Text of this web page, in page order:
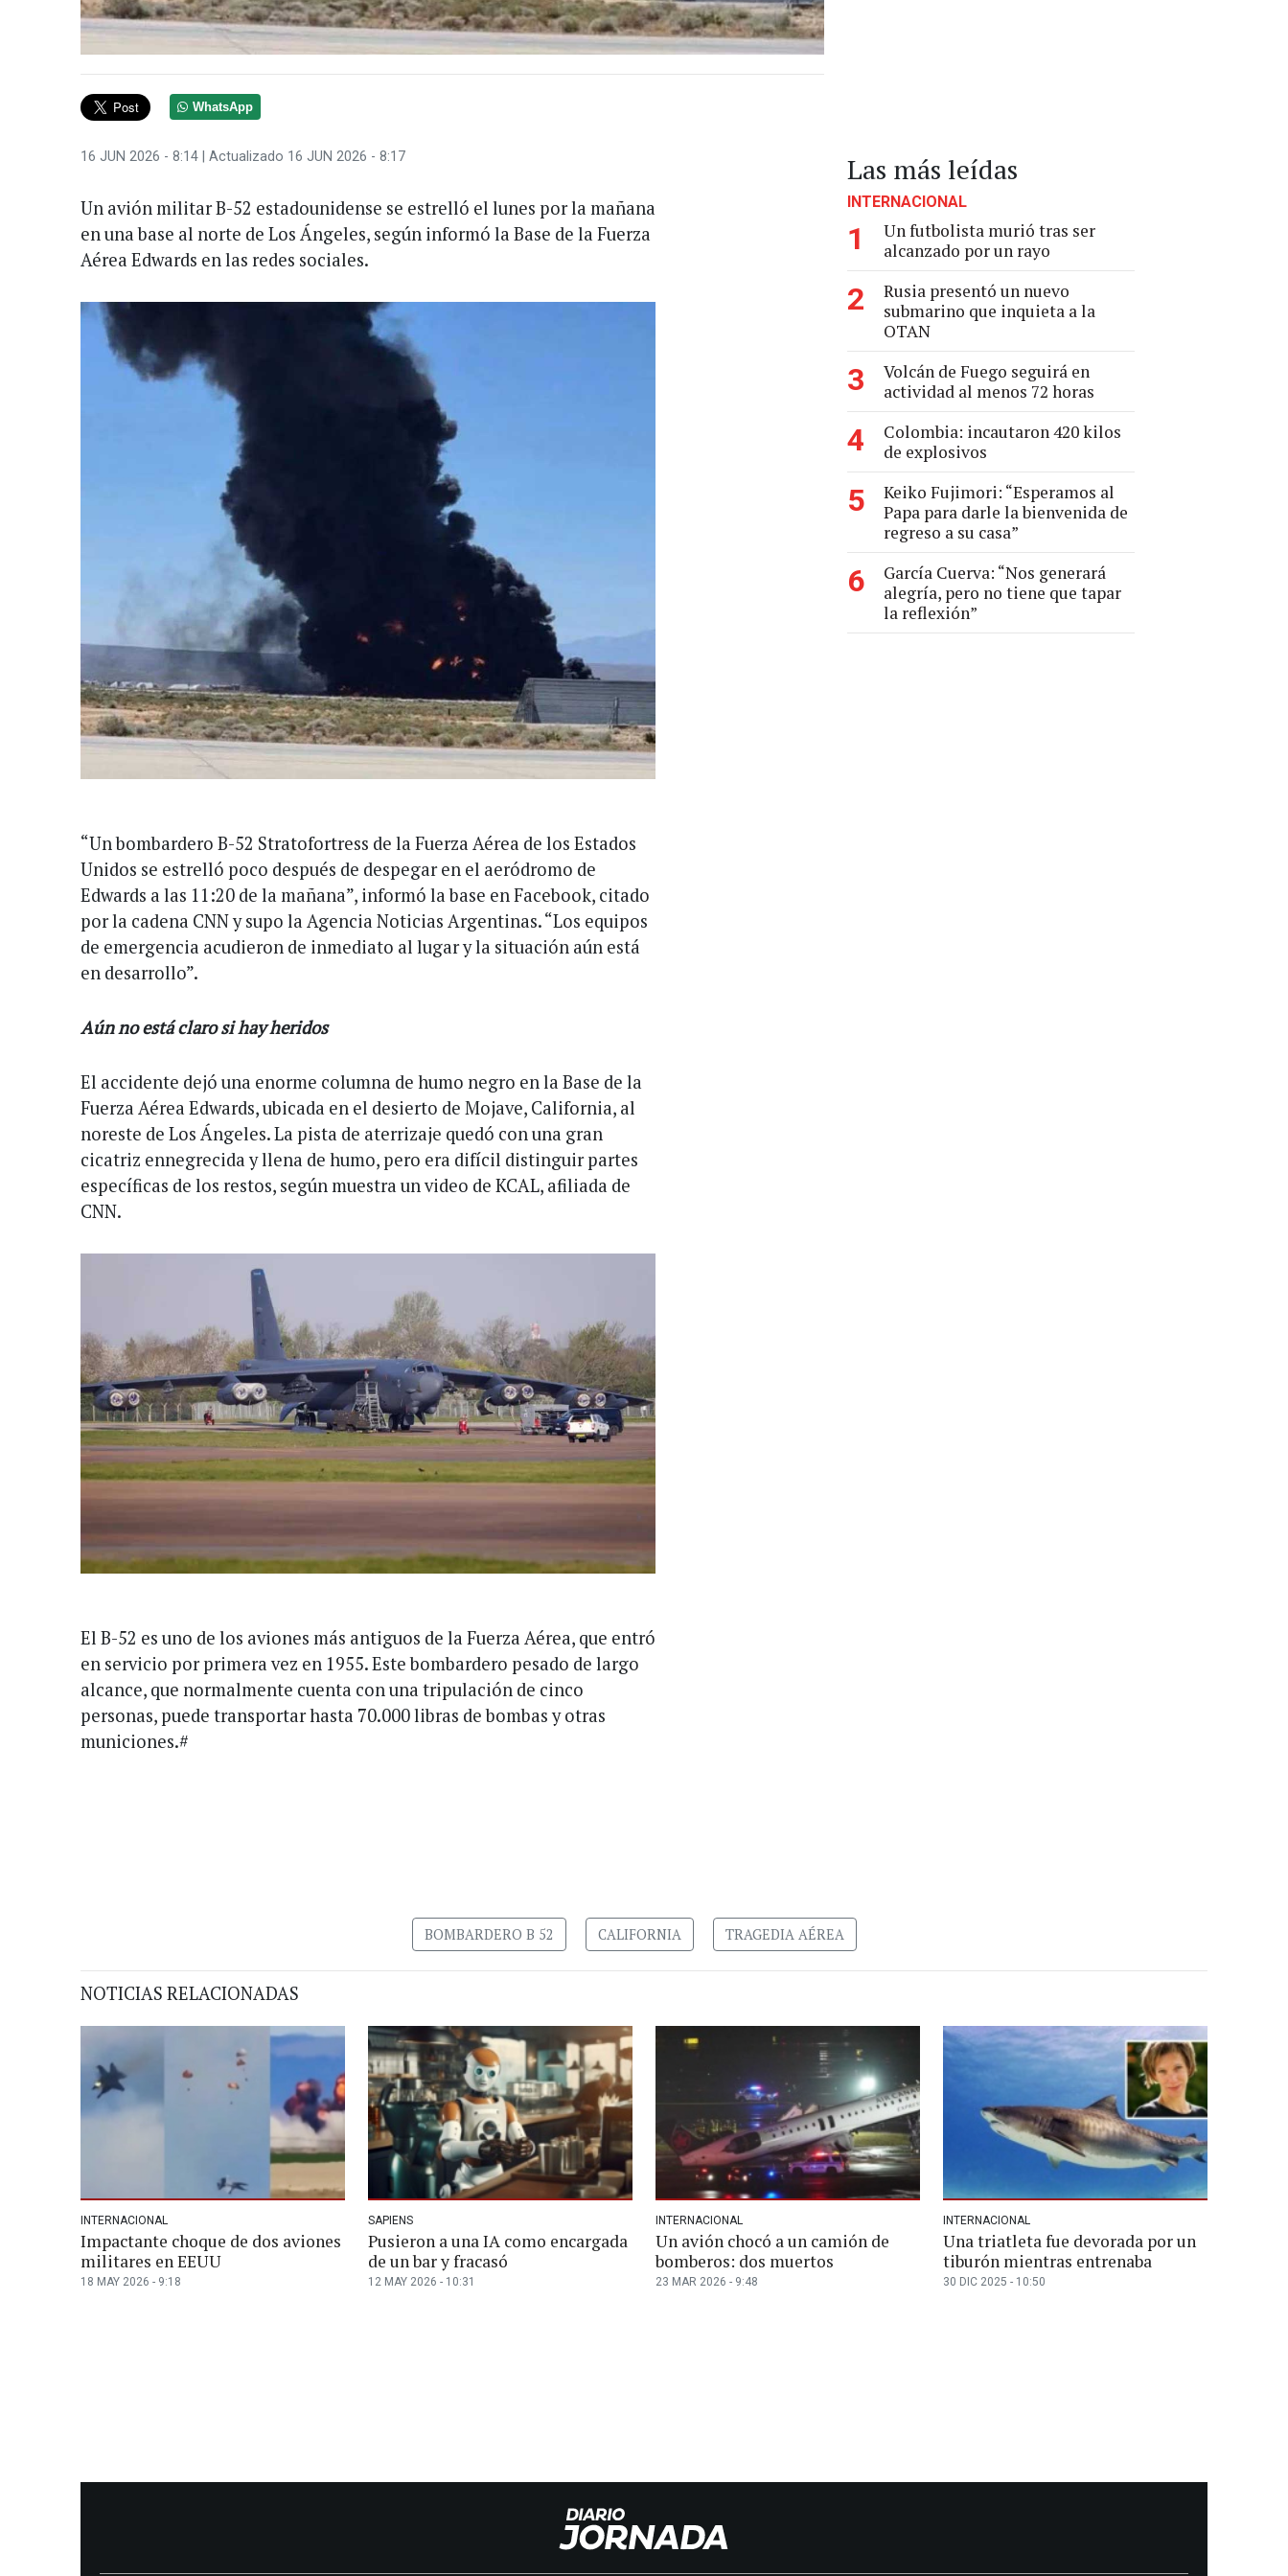
WhatsApp
16 JUN 2026 - 8:14 | Actualizado 16 JUN 2026 - 8:17
Un avión militar B-52 estadounidense se estrelló el lunes por la mañana
en una base al norte de Los Ángeles, según informó la Base de la Fuerza
Aérea Edwards en las redes sociales.
“Un bombardero B-52 Stratofortress de la Fuerza Aérea de los Estados
Unidos se estrelló poco después de despegar en el aeródromo de
Edwards a las 11:20 de la mañana”, informó la base en Facebook, citado
por la cadena CNN y supo la Agencia Noticias Argentinas. “Los equipos
de emergencia acudieron de inmediato al lugar y la situación aún está
en desarrollo”.
Aún no está claro si hay heridos
El accidente dejó una enorme columna de humo negro en la Base de la
Fuerza Aérea Edwards, ubicada en el desierto de Mojave, California, al
noreste de Los Ángeles. La pista de aterrizaje quedó con una gran
cicatriz ennegrecida y llena de humo, pero era difícil distinguir partes
específicas de los restos, según muestra un video de KCAL, afiliada de
CNN.
El B-52 es uno de los aviones más antiguos de la Fuerza Aérea, que entró
en servicio por primera vez en 1955. Este bombardero pesado de largo
alcance, que normalmente cuenta con una tripulación de cinco
personas, puede transportar hasta 70.000 libras de bombas y otras
municiones.#
Las más leídas
INTERNACIONAL
1
Un futbolista murió tras ser
alcanzado por un rayo
2
Rusia presentó un nuevo
submarino que inquieta a la
OTAN
3
Volcán de Fuego seguirá en
actividad al menos 72 horas
4
Colombia: incautaron 420 kilos
de explosivos
5
Keiko Fujimori: “Esperamos al
Papa para darle la bienvenida de
regreso a su casa”
6
García Cuerva: “Nos generará
alegría, pero no tiene que tapar
la reflexión”
BOMBARDERO B 52 CALIFORNIA TRAGEDIA AÉREA
NOTICIAS RELACIONADAS
INTERNACIONAL
Impactante choque de dos aviones
militares en EEUU
18 MAY 2026 - 9:18
SAPIENS
Pusieron a una IA como encargada
de un bar y fracasó
12 MAY 2026 - 10:31
INTERNACIONAL
Un avión chocó a un camión de
bomberos: dos muertos
23 MAR 2026 - 9:48
INTERNACIONAL
Una triatleta fue devorada por un
tiburón mientras entrenaba
30 DIC 2025 - 10:50